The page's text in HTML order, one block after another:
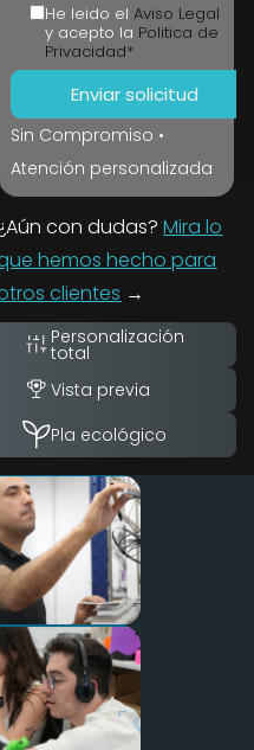
He leido elAviso Legal
y acepto la Politica de
Privacidad*
Sin Compromiso •
Atención personalizada
con dudas?Mira lo
hemos hecho para
clientes →
Personalización
total
Vista previa
Pla ecológico